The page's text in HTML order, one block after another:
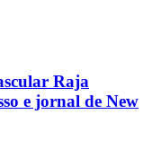
Raja
e jornal de New